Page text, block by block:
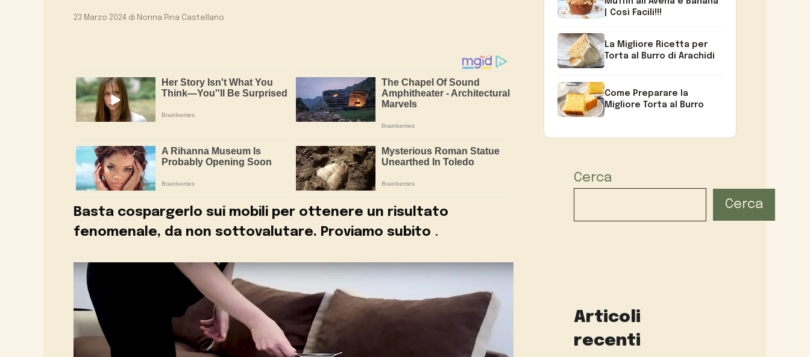
23 Marzo 2024 di Nonna Pina Castellano
Basta cospargerlo sui mobili per ottenere un risultato
fenomenale, da non sottovalutare. Proviamo subito .
| Così Facili!!!
La Migliore Ricetta per
Torta al Burro di Arachidi
Come Preparare la
Migliore Torta al Burro
Cerca
Cerca
Articoli
recenti